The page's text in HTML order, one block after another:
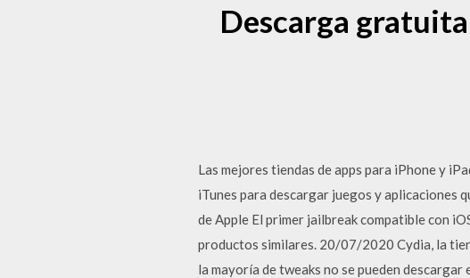
Descarga
Las mejores tiendas de apps para iPhone y
iTunes para descargar juegos y aplicaciones
de Apple El primer jailbreak compatible con
productos similares. 20/07/2020 Cydia, la
la mayoría de tweaks no se pueden